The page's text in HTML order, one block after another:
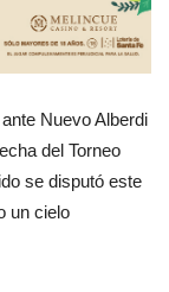
Nuevo Alberdi
del Torneo
se disputó este
un cielo